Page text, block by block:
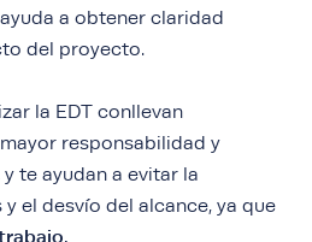
a obtener claridad
del proyecto.
la EDT conllevan
responsabilidad y
te ayudan a evitar la
el desvío del alcance, ya que